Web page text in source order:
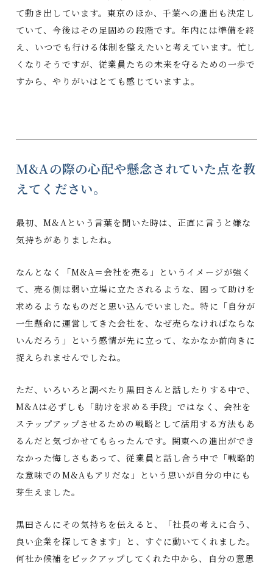
て動き出しています。東京のほか、千葉への進出も決定し
ていて、今後はその足固めの段階です。年内には準備を終
え、いつでも行ける体制を整えたいと考えています。忙し
くなりそうですが、従業員たちの未来を守るための一歩で
すから、やりがいはとても感じていますよ。
M&Aの際の心配や懸念されていた点を教
えてください。
最初、M&Aという言葉を聞いた時は、正直に言うと嫌な
気持ちがありましたね。
なんとなく「M&A＝会社を売る」というイメージが強く
て、売る側は弱い立場に立たされるような、困って助けを
求めるようなものだと思い込んでいました。特に「自分が
一生懸命に運営してきた会社を、なぜ売らなければならな
いんだろう」という感情が先に立って、なかなか前向きに
捉えられませんでしたね。
ただ、いろいろと調べたり黒田さんと話したりする中で、
M&Aは必ずしも「助けを求める手段」ではなく、会社を
ステップアップさせるための戦略として活用する方法もあ
るんだと気づかせてもらったんです。関東への進出ができ
なかった悔しさもあって、従業員と話し合う中で「戦略的
な意味でのM&Aもアリだな」という思いが自分の中にも
芽生えました。
黒田さんにその気持ちを伝えると、「社長の考えに合う、
良い企業を探してきます」と、すぐに動いてくれました。
何社か候補をピックアップしてくれた中から、自分の意思